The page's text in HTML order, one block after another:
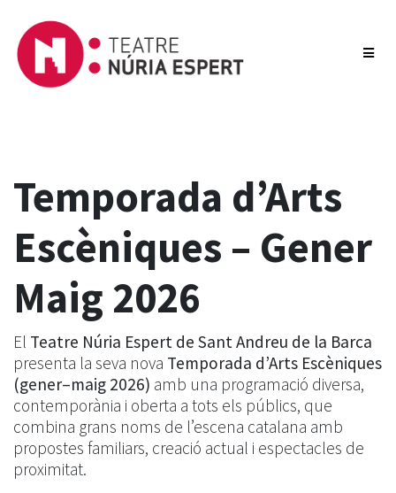
Temporada d’Arts
Escèniques – Gener
Maig 2026
El Teatre Núria Espert de Sant Andreu de la Barca
presenta la seva nova Temporada d’Arts Escèniques
(gener–maig 2026) amb una programació diversa,
contemporània i oberta a tots els públics, que
combina grans noms de l’escena catalana amb
propostes familiars, creació actual i espectacles de
proximitat.